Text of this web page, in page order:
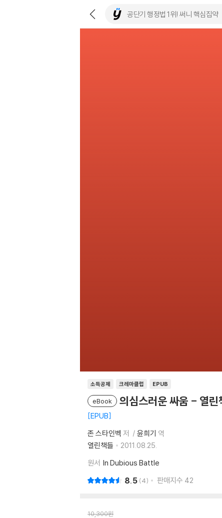
소득공제 크레마클럽 EPUB
eBook 의심스러운 싸움 - 열
EPUB
존 스타인벡 저 윤희기 역
열린책들
2011.08.25.
원서 In Dubious Battle
8.5 4 판매지수 42
10,300원